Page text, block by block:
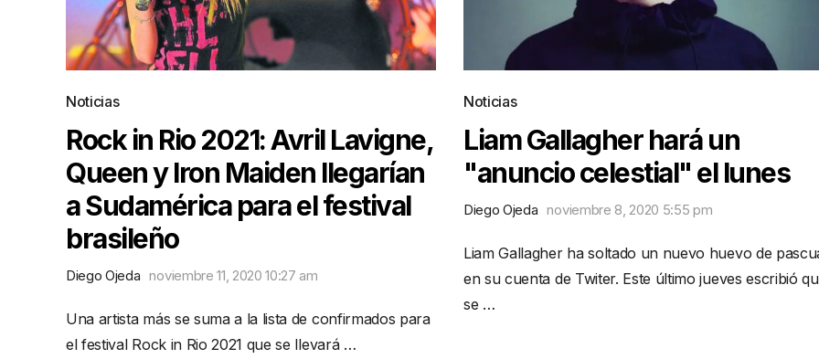
Noticias
Rock in Rio 2021: Avril Lavigne,
Queen y Iron Maiden llegarían
a Sudamérica para el festival
brasileño
Diego Ojeda noviembre 11, 2020 10:27 am
Una artista más se suma a la lista de confirmados para
el festival Rock in Rio 2021 que se llevará …
Noticias
Liam Gallagher hará un
"anuncio celestial" el lunes
Diego Ojeda noviembre 8, 2020 5:55 pm
Liam Gallagher ha soltado un nuevo huevo de
en su cuenta de Twiter. Este último jueves escribió
se …